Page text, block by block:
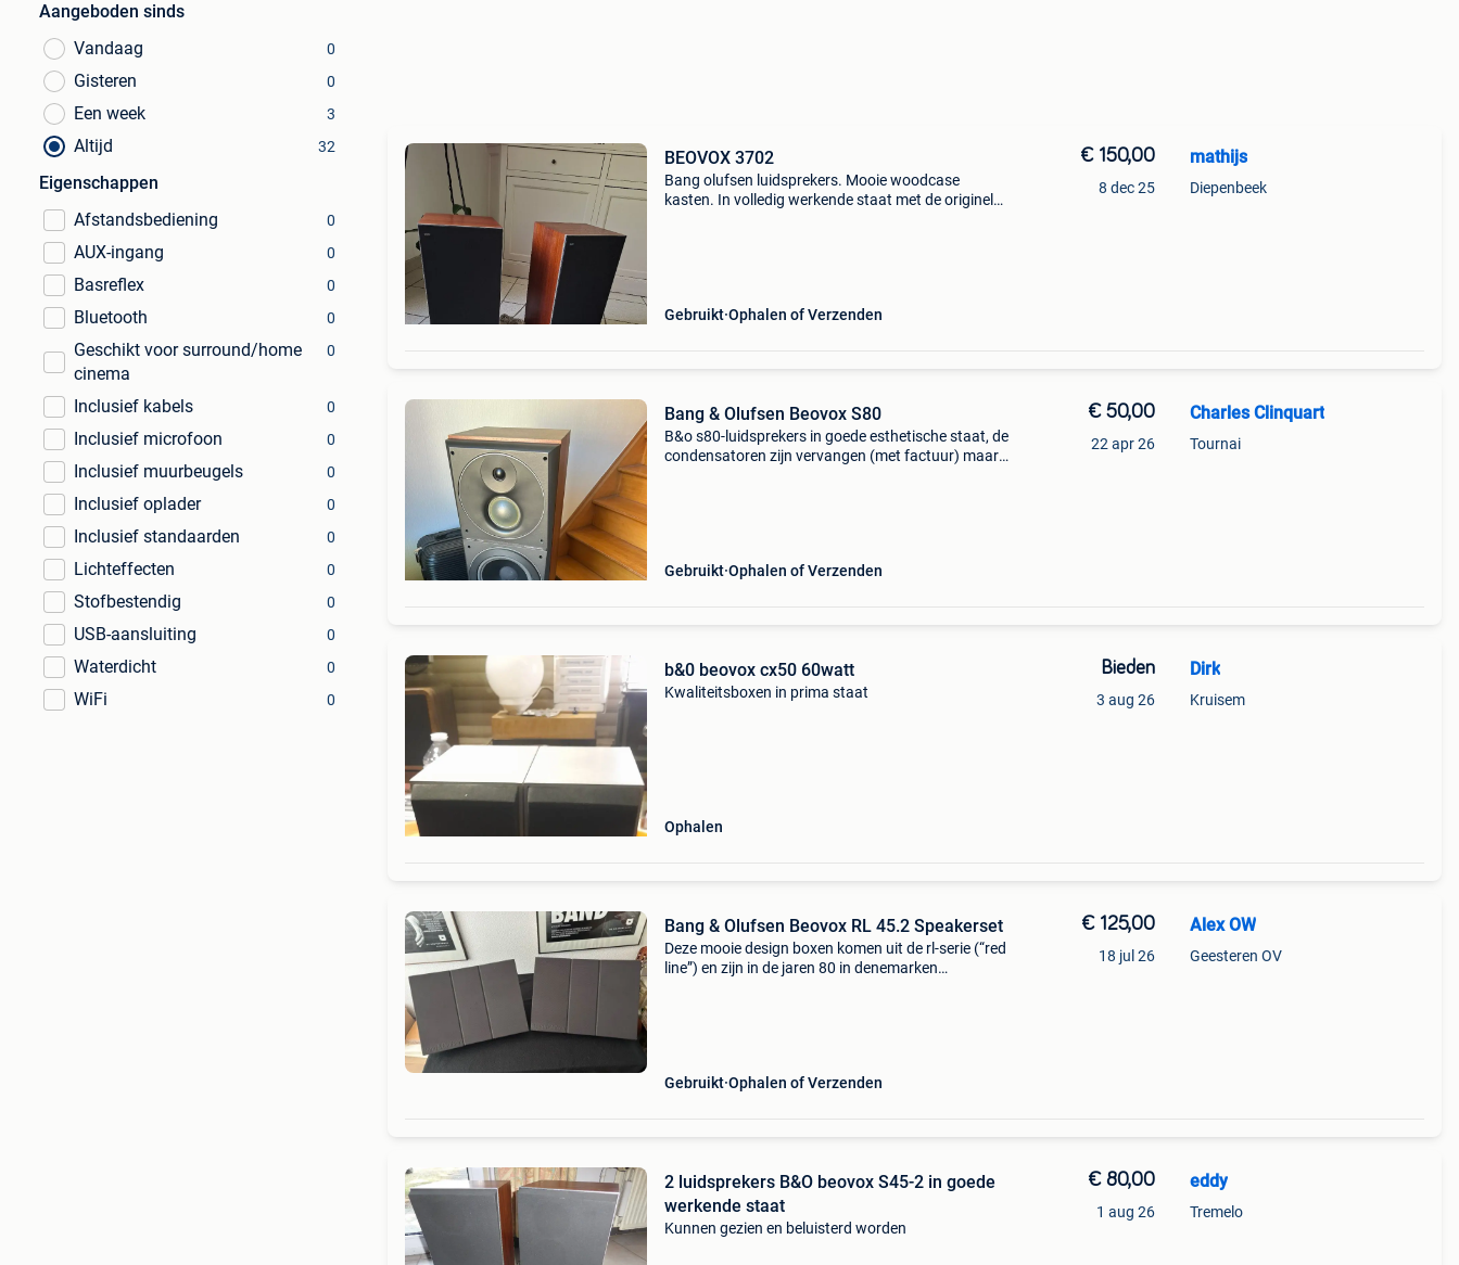
Aangeboden sinds
Vandaag
0
Gisteren 0
Een week 3
Altijd 32
Eigenschappen
Afstandsbediening
0
AUX-ingang 0
Basreflex 0
Bluetooth 0
Geschikt voor surround/home
cinema
0
Inclusief kabels 0
Inclusief microfoon 0
Inclusief muurbeugels 0
Inclusief oplader 0
Inclusief standaarden 0
Lichteffecten 0
Stofbestendig 0
USB-aansluiting 0
Waterdicht 0
WiFi 0
BEOVOX 3702
Bang olufsen luidsprekers. Mooie woodcase
kasten. In volledig werkende staat met de originele
Gebruikt Ophalen of Verzenden
€ 150,00
8 dec 25
mathijs
Diepenbeek
Bang & Olufsen Beovox S80
B&o s80-luidsprekers in goede esthetische staat, de
condensatoren zijn vervangen (met factuur) maar
Gebruikt Ophalen of Verzenden
€ 50,00
22 apr 26
Charles Clinquart
Tournai
b&0 beovox cx50 60watt
Kwaliteitsboxen in prima staat
Ophalen
Bieden
3 aug 26
Dirk
Kruisem
Bang & Olufsen Beovox RL 45.2 Speakerset
Deze mooie design boxen komen uit de rl-serie (“red
line”) en zijn in de jaren 80 in denemarken
Gebruikt Ophalen of Verzenden
€ 125,00
18 jul 26
Alex OW
Geesteren OV
2 luidsprekers B&O beovox S45-2 in goede
werkende staat
Kunnen gezien en beluisterd worden
€ 80,00
1 aug 26
eddy
Tremelo